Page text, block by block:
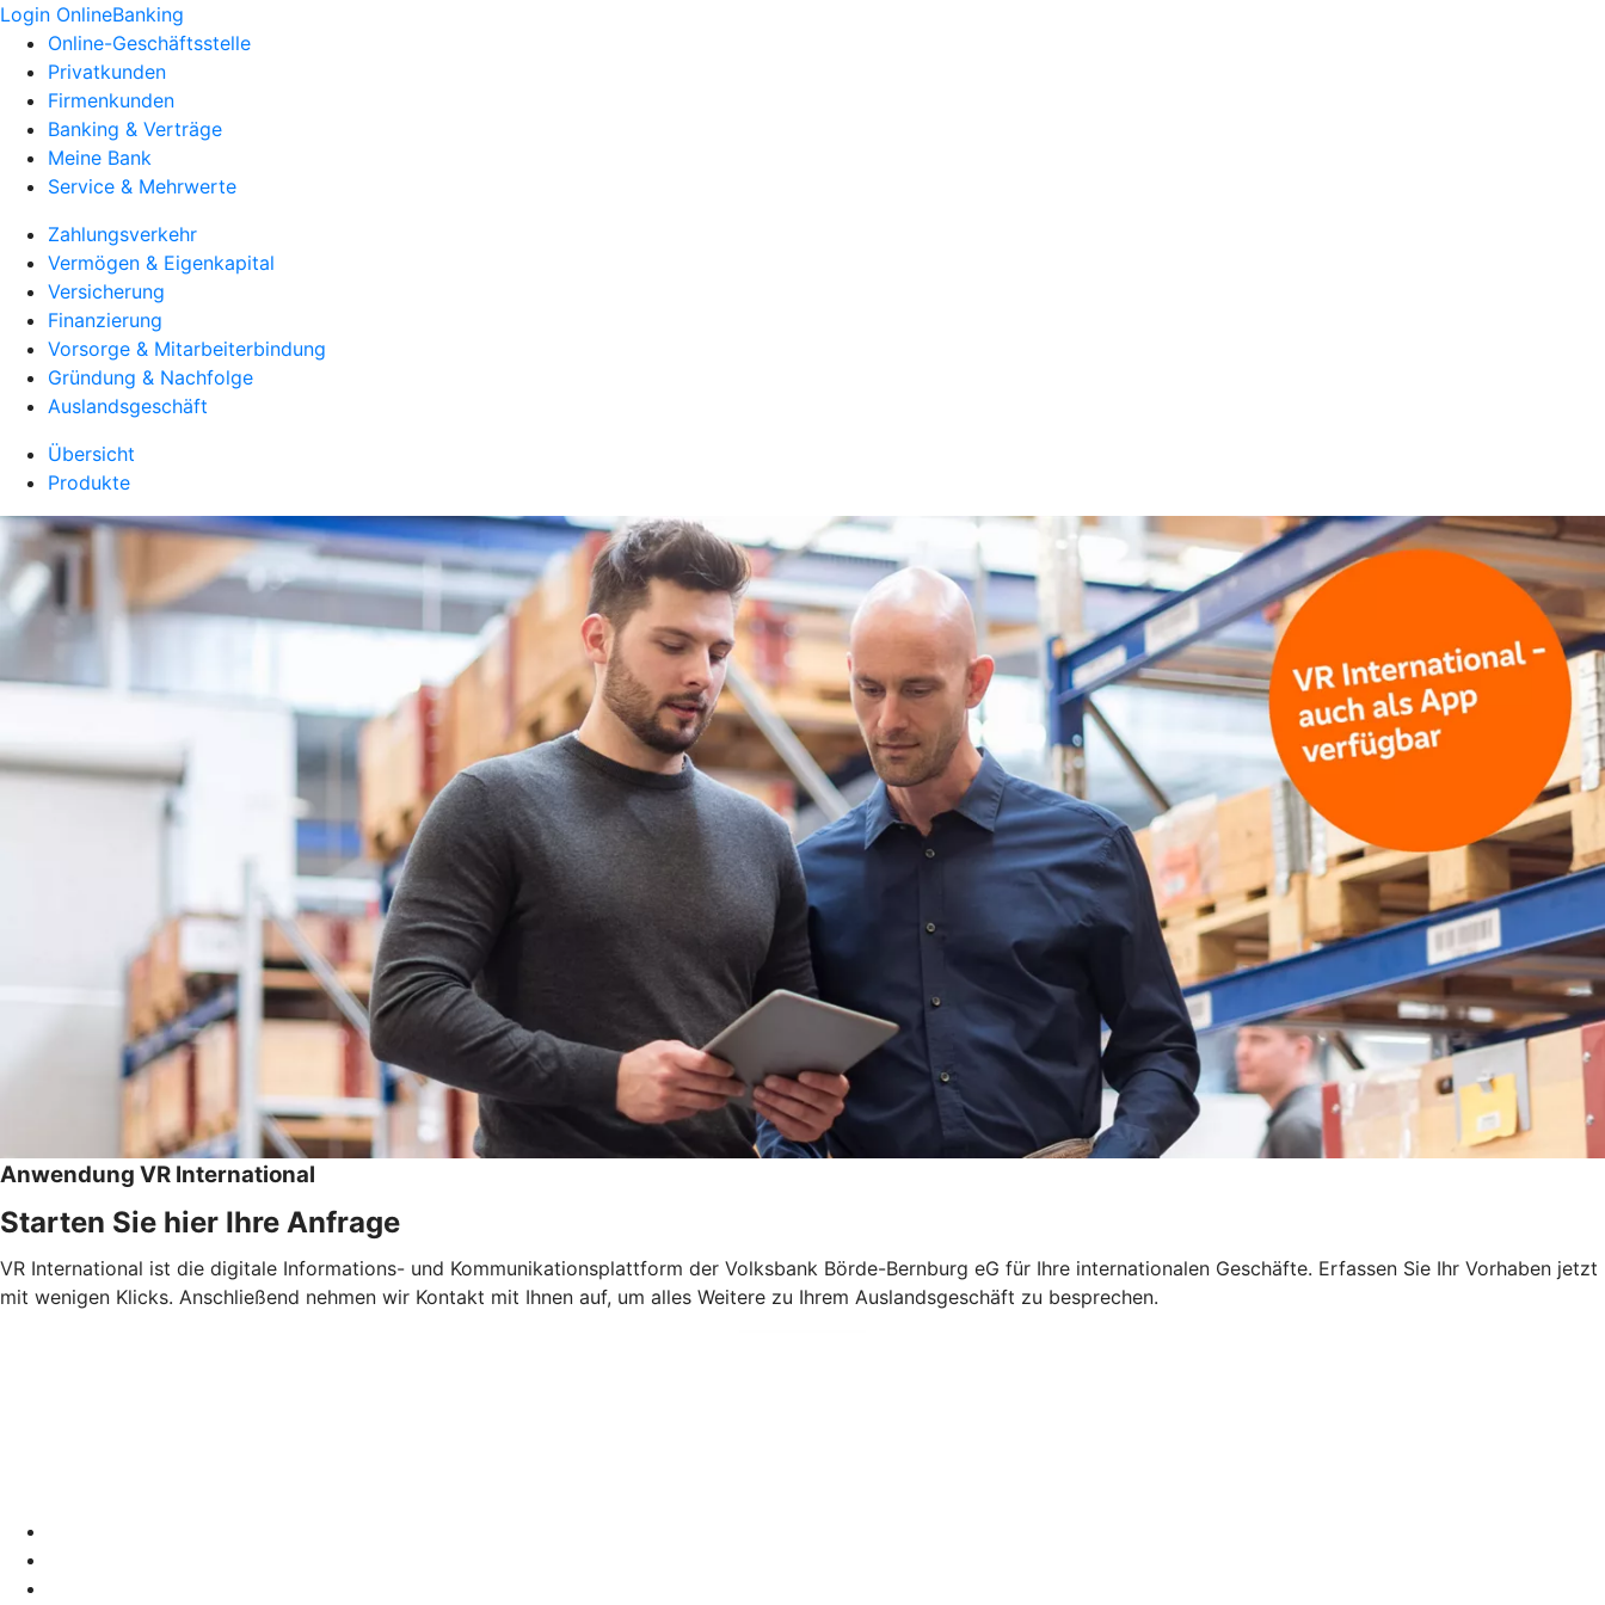
Login OnlineBanking
Online-Geschäftsstelle
Privatkunden
Firmenkunden
Banking & Verträge
Meine Bank
Service & Mehrwerte
Zahlungsverkehr
Vermögen & Eigenkapital
Versicherung
Finanzierung
Vorsorge & Mitarbeiterbindung
Gründung & Nachfolge
Auslandsgeschäft
Übersicht
Produkte
Anwendung VR International
Starten Sie hier Ihre Anfrage
VR International ist die digitale Informations- und Kommunikationsplattform der Volksbank Börde-Bernburg eG für Ihre internationalen Geschäfte. Erfassen Sie Ihr Vorhaben jetzt
mit wenigen Klicks. Anschließend nehmen wir Kontakt mit Ihnen auf, um alles Weitere zu Ihrem Auslandsgeschäft zu besprechen.